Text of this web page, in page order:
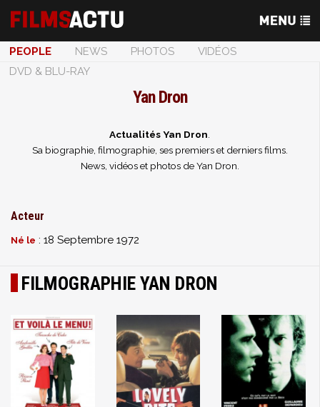
PEOPLE NEWS PHOTOS
VIDÉOS
DVD & BLU-RAY
Yan Dron
Actualités Yan Dron
Sa biographie, filmographie, ses premiers et derniers films.
News, vidéos et photos de Yan Dron.
Acteur
Né le : 18 Septembre 1972
FILMOGRAPHIE YAN DRON